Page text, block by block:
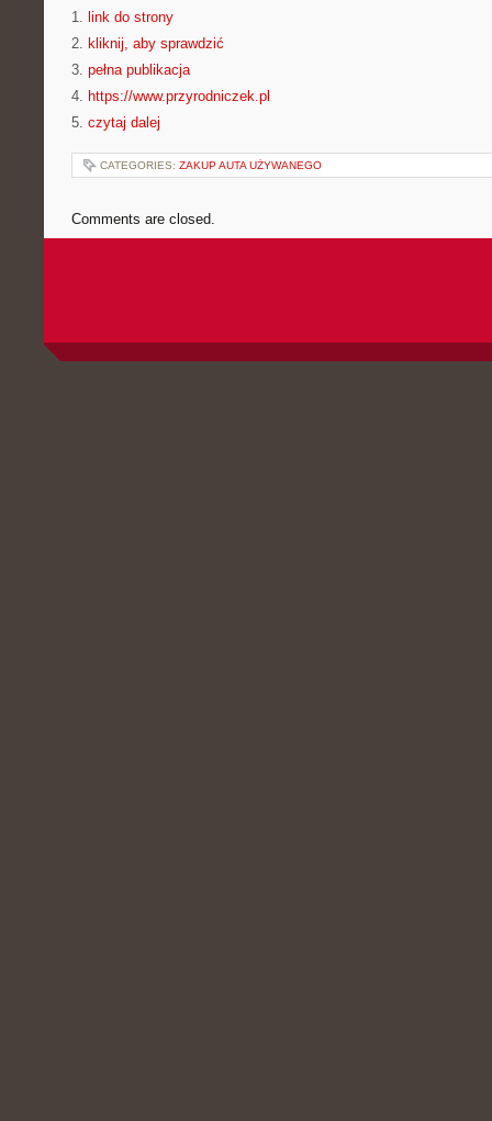
1. link do strony
2. kliknij, aby sprawdzić
3. pełna publikacja
4. https://www.przyrodniczek.pl
5. czytaj dalej
CATEGORIES: ZAKUP AUTA UŻYWANEGO
Comments are closed.